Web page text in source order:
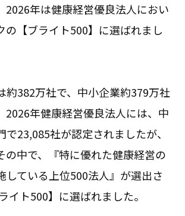
2026年は健康経営優良法人におい
の【ブライト500】に選ばれまし
約382万社で、中小企業約379万社
2026年健康経営優良法人には、中
で23,085社が認定されましたが、
の中で、『特に優れた健康経営の
している上位500法人』が選出さ
イト500】に選ばれました。